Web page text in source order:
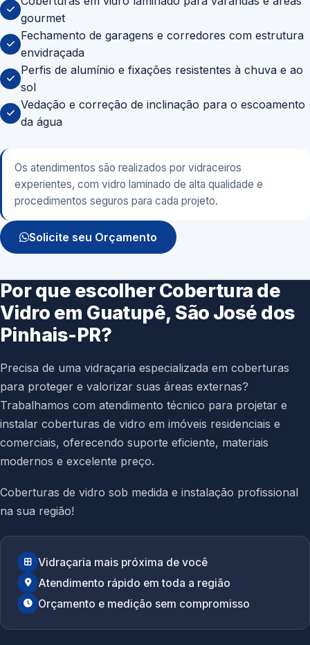
gourmet
Fechamento de garagens e corredores com estrutura
envidraçada
Perfis de alumínio e fixações resistentes à chuva e ao
sol
Vedação e correção de inclinação para o escoamento
da água
Os atendimentos são realizados por vidraceiros
experientes, com vidro laminado de alta qualidade e
procedimentos seguros para cada projeto.
Solicite seu Orçamento
Por que escolher Cobertura de
Vidro em Guatupê, São José dos
Pinhais-PR?
Precisa de uma vidraçaria especializada em coberturas
para proteger e valorizar suas áreas externas?
Trabalhamos com atendimento técnico para projetar e
instalar coberturas de vidro em imóveis residenciais e
comerciais, oferecendo suporte eficiente, materiais
modernos e excelente preço.
Coberturas de vidro sob medida e instalação profissional
na sua região!
Vidraçaria mais próxima de você
Atendimento rápido em toda a região
Orçamento e medição sem compromisso